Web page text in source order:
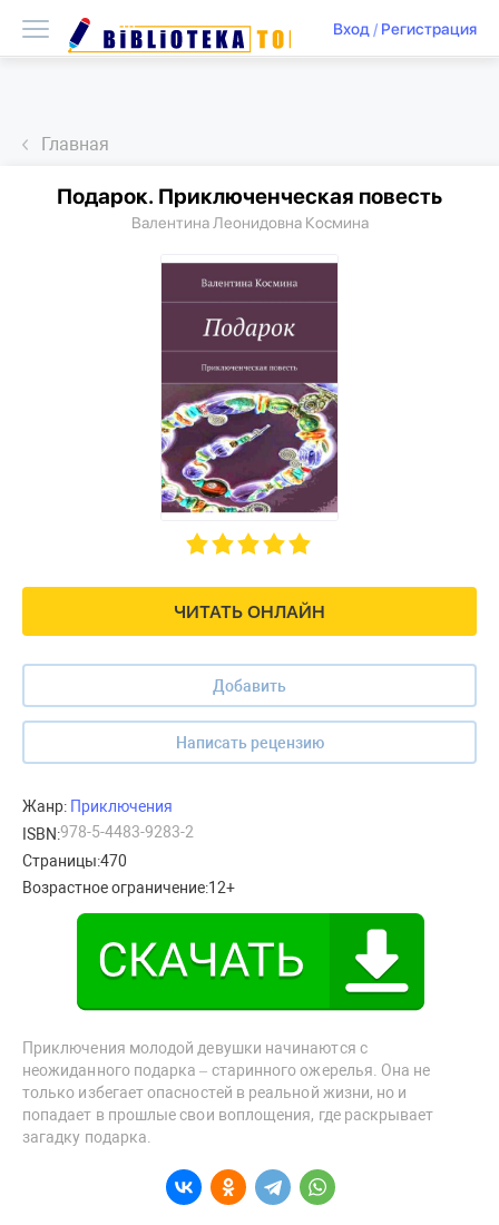
Вход/ Регистрация
Главная
ЧИТАТЬ ОНЛАЙН
Добавить
Написать рецензию
Подарок. Приключенческая повесть
Валентина Леонидовна Космина
Жанр: Приключения
ISBN:978-5-4483-9283-2
Страницы:470
Возрастное ограничение:12+
Приключения молодой девушки начинаются с
неожиданного подарка – старинного ожерелья. Она не
только избегает опасностей в реальной жизни, но и
попадает в прошлые свои воплощения, где раскрывает
загадку подарка.